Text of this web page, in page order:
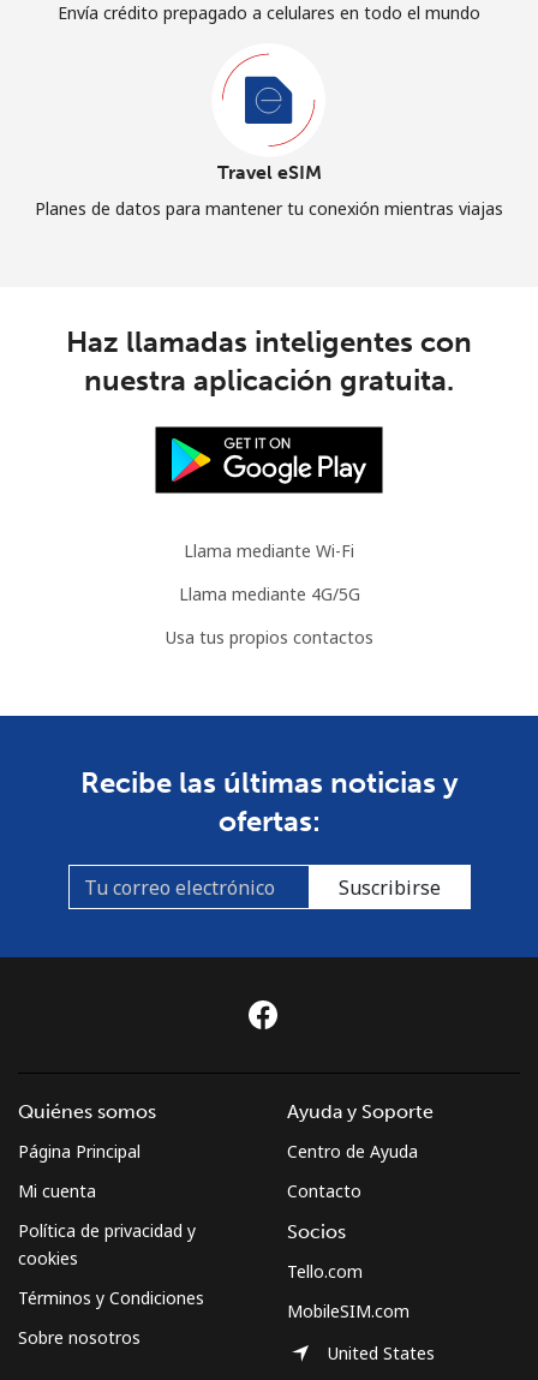
Envía crédito prepagado a celulares en todo el mundo
Travel eSIM
Planes de datos para mantener tu conexión mientras viajas
Haz llamadas inteligentes con
nuestra aplicación gratuita.
Llama mediante Wi-Fi
Llama mediante 4G/5G
Usa tus propios contactos
Recibe las últimas noticias y
ofertas:
Suscribirse
Quiénes somos
Página Principal
Mi cuenta
Política de privacidad y
cookies
Términos y Condiciones
Sobre nosotros
Ayuda y Soporte
Centro de Ayuda
Contacto
Socios
Tello.com
MobileSIM.com
United States